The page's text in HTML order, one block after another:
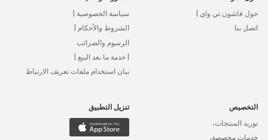
حول فاشون تي واي |
اتصل بنا
سياسة الخصوصية |
الشروط والأحكام |
الرسوم والضرائب
| خدمة ما بعد البيع |
بيان استخدام ملفات تعريف الارتباط
التخصيص
توريد المنتجات،
خدمات مخصصة،
تنزيل التطبيق